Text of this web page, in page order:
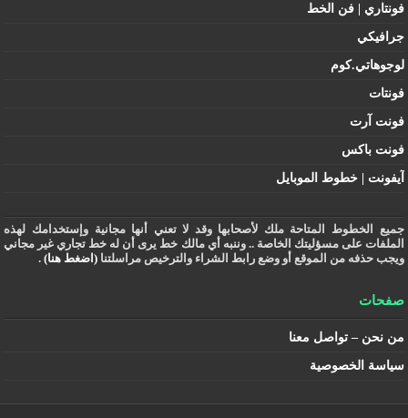
فونتاري | فن الخط
جرافيكي
لوجوهاتي.كوم
فونتات
فونت آرت
فونت باكس
آيفونت | خطوط الموبايل
جميع الخطوط المتاحة ملك لأصحابها وقد لا تعني أنها مجانية وإستخدامك لهذه
الملفات على مسؤليتك الخاصة .. وننبه أي مالك خط يرى أن له خط تجاري غير مجاني
ويجب حذفه من الموقع أو وضع رابط الشراء والترخيص مراسلتنا(اضغط هنا) .
صفحات
من نحن – تواصل معنا
سياسة الخصوصية